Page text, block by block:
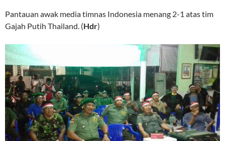
Pantauan awak media timnas Indonesia menang 2-1 atas tim
Gajah Putih Thailand. (Hdr)